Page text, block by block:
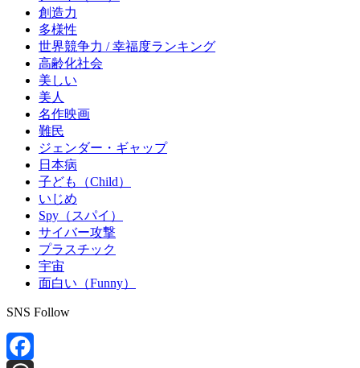
創造力
多様性
世界競争力 / 幸福度ランキング
高齢化社会
美しい
美人
名作映画
難民
ジェンダー・ギャップ
日本病
子ども（Child）
いじめ
Spy（スパイ）
サイバー攻撃
プラスチック
宇宙
面白い（Funny）
SNS Follow